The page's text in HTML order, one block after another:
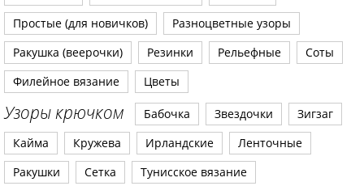
Простые (для новичков)
Разноцветные узоры
Ракушка (веерочки)
Резинки Рельефные
Соты
Филейное вязание
Цветы
Узоры крючком Бабочка Звездочки
Зигзаг
Кайма
Кружева Ирландские
Ленточные
Ракушки
Сетка
Тунисское вязание